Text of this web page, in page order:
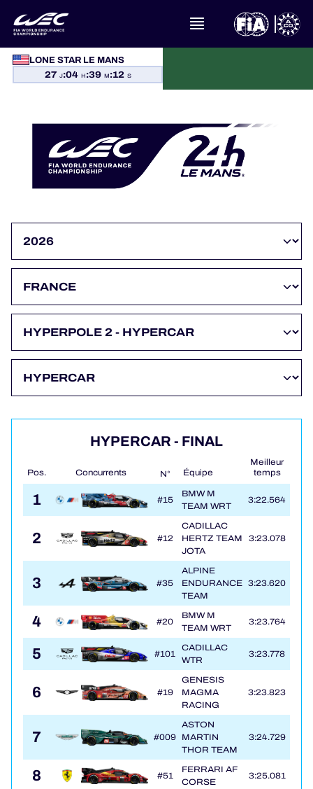
LONE STAR LE MANS
27 J:04 H:39 M:12 S
À PROPOS DU FIA WEC
CALENDRIER
CLASSEMENTS
RÉSULTATS
LA GRILLE
PROGRAMMES OFFICIELS
JEU OFFICIEL
24H LEMANS
ELMS
ALMS
HYPERCAR - FINAL
Pos. Concurrents N° Équipe
Meilleur
temps
1 #15
BMW M
TEAM WRT
3:22.564
2 #12
CADILLAC
HERTZ TEAM
JOTA
3:23.078
3 #35
ALPINE
ENDURANCE
TEAM
3:23.620
4 #20
BMW M
TEAM WRT
3:23.764
5 #101 CADILLAC
WTR
3:23.778
6 #19
GENESIS
MAGMA
RACING
3:23.823
7 #009
ASTON
MARTIN
THOR TEAM
3:24.729
8 #51
FERRARI AF
CORSE
3:25.081